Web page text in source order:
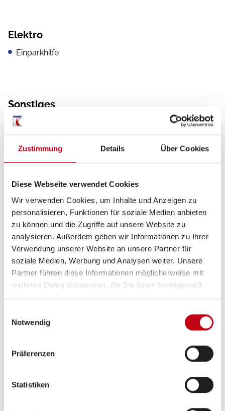
Zustimmung Details Über Cookies
Diese Webseite verwendet Cookies
Wir verwenden Cookies, um Inhalte und Anzeigen zu
personalisieren, Funktionen für soziale Medien anbieten
zu können und die Zugriffe auf unsere Website zu
analysieren. Außerdem geben wir Informationen zu Ihrer
Verwendung unserer Website an unsere Partner für
soziale Medien, Werbung und Analysen weiter. Unsere
Partner führen diese Informationen möglicherweise mit
weiteren Daten zusammen, die Sie ihnen bereitgestellt
haben oder die sie im Rahmen Ihrer Nutzung der Dienste
Notwendig
Präferenzen
Statistiken
Elektro
Einparkhilfe
Sonstiges
Scheckheft gepflegt
Grundrissbeschreibung
Einzelbett ab 2 Schlafplätze